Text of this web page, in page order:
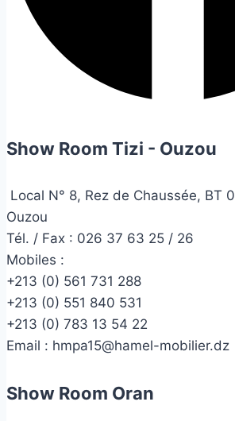
Show Room Tizi - Ouzou
Local N° 8, Rez de Chaussée, BT
Ouzou
Tél. / Fax : 026 37 63 25 / 26
Mobiles :
+213 (0) 561 731 288
+213 (0) 551 840 531
+213 (0) 783 13 54 22
Email : hmpa15@hamel-mobilier.dz
Show Room Oran